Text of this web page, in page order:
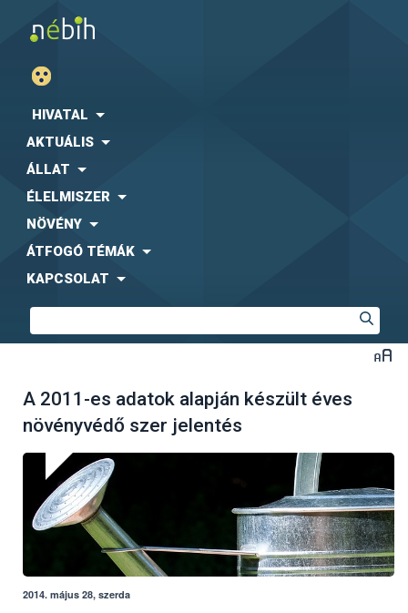
HIVATAL
AKTUÁLIS
ÁLLAT
ÉLELMISZER
NÖVÉNY
ÁTFOGÓ TÉMÁK
KAPCSOLAT
A 2011-es adatok alapján készült éves
növényvédő szer jelentés
2014. május 28, szerda